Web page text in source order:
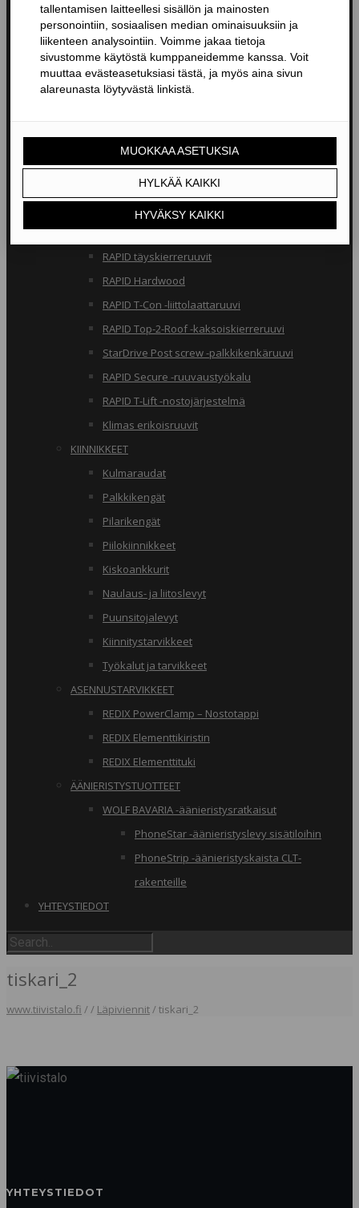
Läpiviennit
Tiivistyspinnoitteet ja -massat
Tiivistysteipit
Pohjustusaineet ja tarvikkeet
RAKENNERUUVIT
RAPID osakierreruuvit
StarDrive GPR osakierreruuvit
Klimas täyskierreruuvit
RAPID täyskierreruuvit
RAPID Hardwood
RAPID T-Con -liittolaattaruuvi
RAPID Top-2-Roof -kaksoiskierreruuvi
StarDrive Post screw -palkkikenkäruuvi
RAPID Secure -ruuvaustyökalu
RAPID T-Lift -nostojärjestelmä
Klimas erikoisruuvit
KIINNIKKEET
Kulmaraudat
Palkkikengät
Pilarikengät
Piilokiinnikkeet
Kiskoankkurit
Naulaus- ja liitoslevyt
Puunsitojalevyt
Kiinnitystarvikkeet
Työkalut ja tarvikkeet
ASENNUSTARVIKKEET
REDIX PowerClamp – Nostotappi
REDIX Elementtikiristin
REDIX Elementtituki
ÄÄNIERISTYSTUOTTEET
WOLF BAVARIA -äänieristysratkaisut
PhoneStar -äänieristyslevy sisätiloihin
PhoneStrip -äänieristyskaista CLT-
rakenteille
YHTEYSTIEDOT
tiskari_2
www.tiivistalo.fi // Läpiviennit/tiskari_2
YHTEYSTIEDOT